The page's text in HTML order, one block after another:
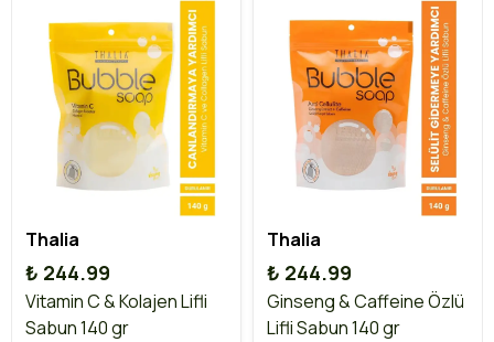
Thalia
₺ 244.99
Vitamin C & Kolajen Lifli
Sabun 140 gr
Thalia
₺ 244.99
Ginseng & Caffeine Özlü
Lifli Sabun 140 gr